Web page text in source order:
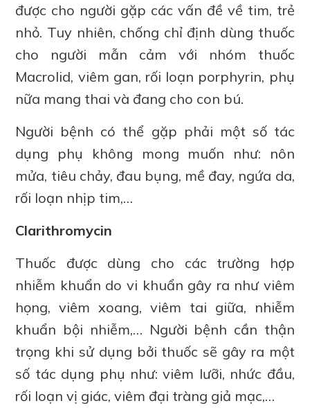
được cho người gặp các vấn đề về tim, trẻ
nhỏ. Tuy nhiên, chống chỉ định dùng thuốc
cho người mẫn cảm với nhóm thuốc
Macrolid, viêm gan, rối loạn porphyrin, phụ
nữa mang thai và đang cho con bú.
Người bệnh có thể gặp phải một số tác
dụng phụ không mong muốn như: nôn
mửa, tiêu chảy, đau bụng, mề đay, ngứa da,
rối loạn nhịp tim,…
Clarithromycin
Thuốc được dùng cho các trường hợp
nhiễm khuẩn do vi khuẩn gây ra như viêm
họng, viêm xoang, viêm tai giữa, nhiễm
khuẩn bội nhiễm,… Người bệnh cần thận
trọng khi sử dụng bởi thuốc sẽ gây ra một
số tác dụng phụ như: viêm lưỡi, nhức đầu,
rối loạn vị giác, viêm đại tràng giả mạc,…